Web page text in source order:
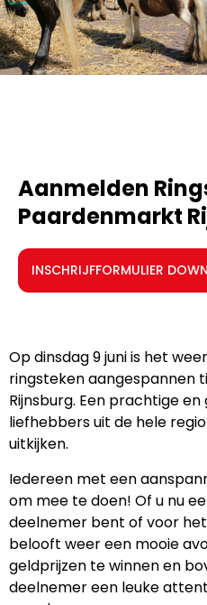
Aanmelden
Paardenmarkt
INSCHRIJFFORMULIER
Op dinsdag 9 juni is het
ringsteken aangespannen
Rijnsburg. Een prachtige
liefhebbers uit de hele
uitkijken.
Iedereen met een
om mee te doen! Of u nu
deelnemer bent of voor
belooft weer een mooie
geldprijzen te winnen en
deelnemer een leuke